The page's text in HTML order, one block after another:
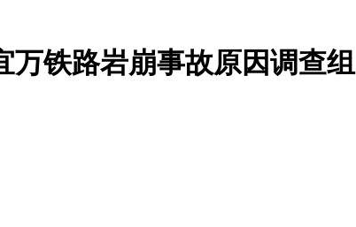
万铁路岩崩事故原因调查组